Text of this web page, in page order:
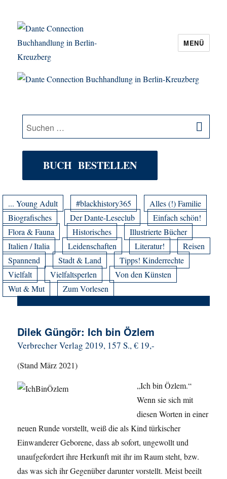
Dante Connection Buchhandlung in
MENÜ
Suche
nach:
BUCH BESTELLEN
... Young Adult #blackhistory365
Alles (!) Familie
Biografisches
Der Dante-Leseclub
Einfach schön!
Flora & Fauna
Historisches
Illustrierte Bücher
Italien / Italia
Leidenschaften Literatur!
Reisen
Spannend
Stadt & Land
Tipps! Kinderrechte
Vielfalt
Vielfaltsperlen
Von den Künsten
Wut & Mut
Zum Vorlesen
Dilek Güngör: Ich bin Özlem
Verbrecher Verlag 2019, 157 S., € 19,-
(Stand März 2021)
„Ich bin Özlem.“
Wenn sie sich mit
diesen Worten in einer
neuen Runde vorstellt, weiß die als Kind türkischer
Einwanderer Geborene, dass ab sofort, ungewollt und
unaufgefordert ihre Herkunft mit ihr im Raum steht, bzw.
das was sich ihr Gegenüber darunter vorstellt. Meist beeilt